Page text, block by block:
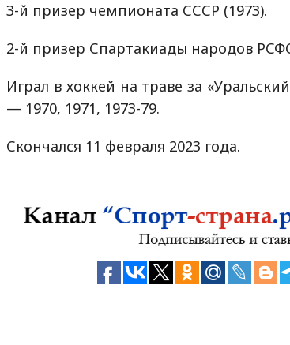
3-й призер чемпионата СССР (1973).
2-й призер Спартакиады народов
Играл в хоккей на траве за
— 1970, 1971, 1973-79.
Скончался 11 февраля 2023 года.